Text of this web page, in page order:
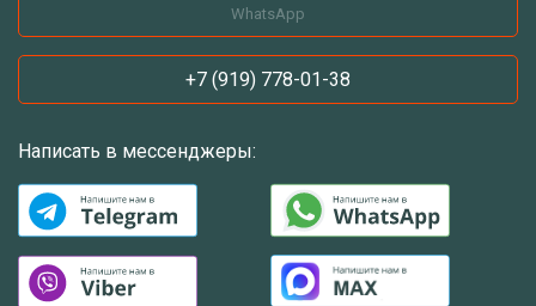
WhatsApp
+7 (919) 778-01-38
Написать в мессенджеры: